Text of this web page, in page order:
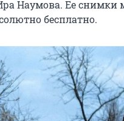
Наумова. Ее снимки
бесплатно.